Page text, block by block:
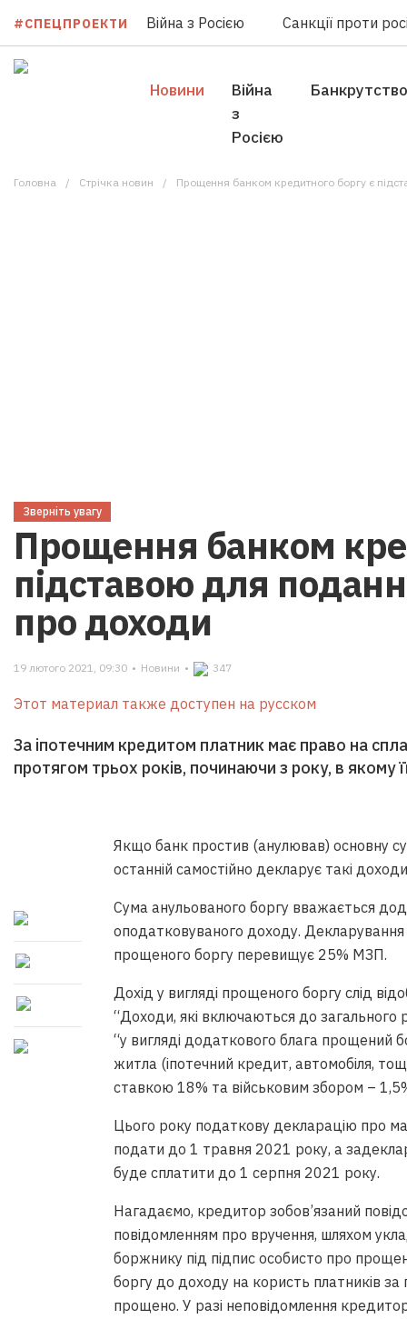
#СПЕЦПРОЕКТИ Війна з Росією Санкції проти
Новини
Війна
з
Росією
Банкрутство
Головна Стрічка новин Прощення банком кредитного боргу є
Зверніть увагу
Прощення банком
підставою для
про доходи
19 лютого 2021, 09:30 • Новини • 347
Этот материал также доступен на русском
За іпотечним кредитом платник має право на
протягом трьох років, починаючи з року, в якому
Якщо банк простив (анулював) основну
останній самостійно декларує такі
Сума анульованого боргу вважається
оподатковуваного доходу.
прощеного боргу перевищує 25% МЗП.
Дохід у вигляді прощеного боргу слід
“Доходи, які включаються до загального
“у вигляді додаткового блага
житла (іпотечний кредит, автомобіля,
ставкою 18% та військовим збором –
Цього року податкову декларацію про
подати до 1 травня 2021 року, а
буде сплатити до 1 серпня 2021 року.
Нагадаємо, кредитор зобов’язаний
повідомленням про вручення, шляхом
боржнику під підпис особисто про
боргу до доходу на користь платників за
прощено. У разі неповідомлення